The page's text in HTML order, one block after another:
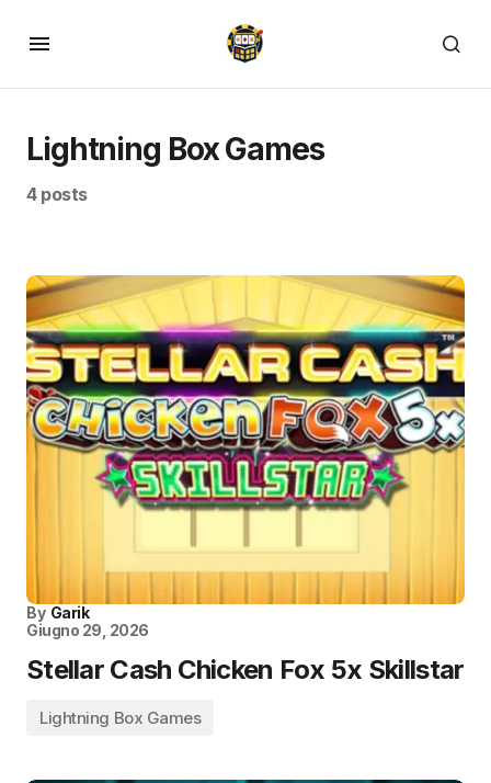
Lightning Box Games
4 posts
By Garik
Giugno 29, 2026
Stellar Cash Chicken Fox 5x Skillstar
Lightning Box Games